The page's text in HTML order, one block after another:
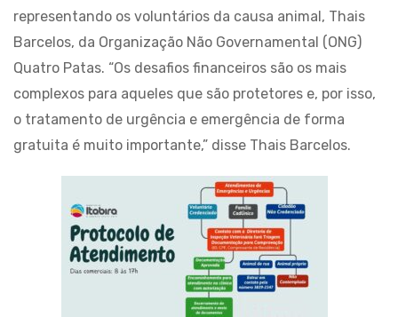
representando os voluntários da causa animal, Thais
Barcelos, da Organização Não Governamental (ONG)
Quatro Patas. “Os desafios financeiros são os mais
complexos para aqueles que são protetores e, por isso,
o tratamento de urgência e emergência de forma
gratuita é muito importante,” disse Thais Barcelos.